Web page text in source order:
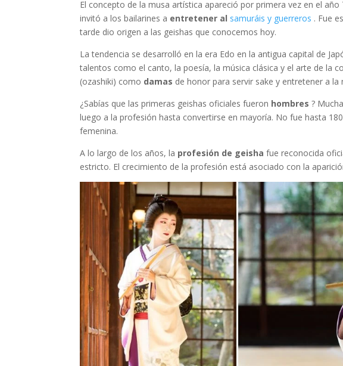
El concepto de la musa artística apareció por primera vez en el
invitó a los bailarines a entretener al samuráis y guerreros . Fue
tarde dio origen a las geishas que conocemos hoy.
La tendencia se desarrolló en la era Edo en la antigua capital de
talentos como el canto, la poesía, la música clásica y el arte de la
(ozashiki) como damas de honor para servir sake y entretener a la
¿Sabías que las primeras geishas oficiales fueron hombres ?
luego a la profesión hasta convertirse en mayoría. No fue hasta
femenina.
A lo largo de los años, la profesión de geisha fue reconocida
estricto. El crecimiento de la profesión está asociado con la